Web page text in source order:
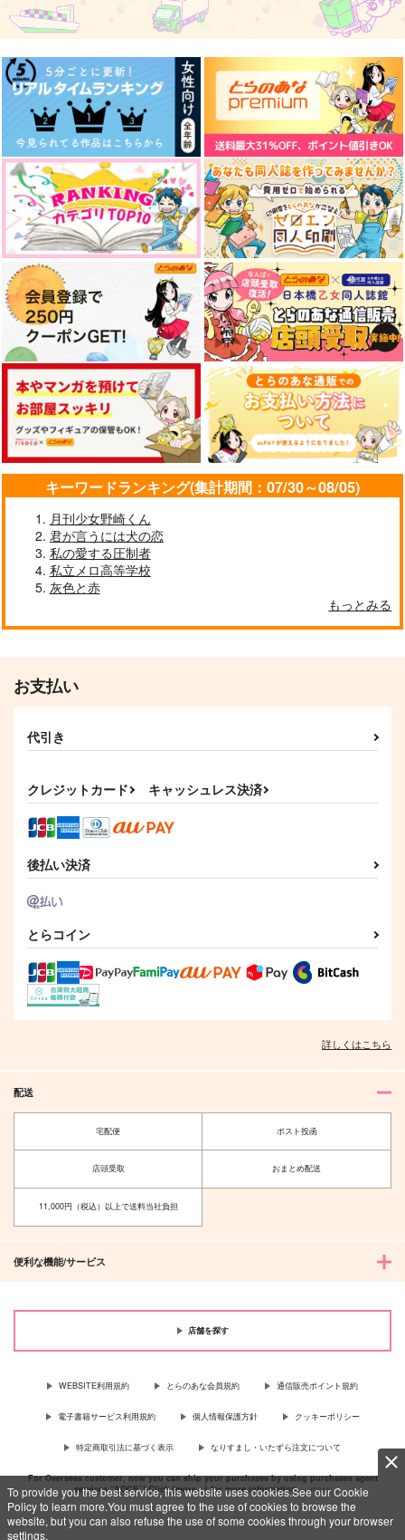
To provide you the best service, this website uses cookies.See our Cookie
Policy to learn more.You must agree to the use of cookies to browse the
website, but you can also refuse the use of some cookies through your browser
settings.
サンプル
作品詳細
サンプル
作品詳細
サンプル
作品詳細
Patchwork magic！
ざらめのお城
572円 （税込）
イデア×アズール
サンプル
作品詳細
悪いあそび
HEATBOY
629円（税込）
イデア×アズール
サンプル
作品詳細
そこそこ明るい家族計
画
ムッ天下！
550円（税込）
イデア×アズール
サンプル
作品詳細
つかいまはねこちゃん
1,265円（税込）
サンプル
作品詳細
629円（税込）
サンプル
キーワードランキング(集計期間：07/30～08/05)
月刊少女野崎くん
君が言うには犬の恋
私の愛する圧制者
私立メロ高等学校
灰色と赤
もっとみる
お支払い
代引き
クレジットカード キャッシュレス決済
後払い決済
とらコイン
詳しくはこちら
配送
宅配便 ポスト投函
店頭受取 おまとめ配送
11,000円（税込）以上で送料当社負担
便利な機能/サービス
店舗を探す
WEBSITE利用規約 とらのあな会員規約 通信販売ポイント規約
電子書籍サービス利用規約 個人情報保護方針 クッキーポリシー
特定商取引法に基づく表示 なりすまし・いたずら注文について
For Overseas customer, now you can ship your purchases by using purchases agent
services “AOCS”! Click {more…} for more information …more